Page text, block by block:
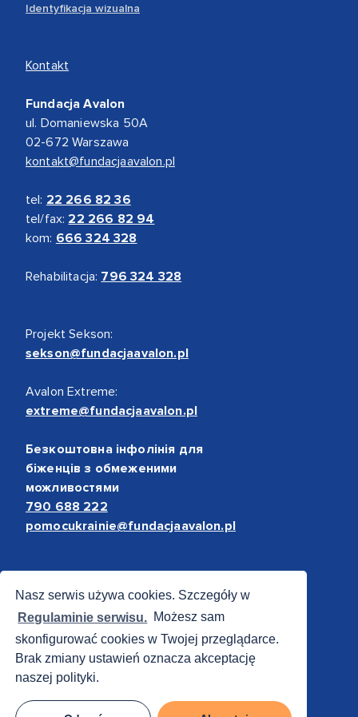
Nasz serwis używa cookies. Szczegóły w
Regulaminie serwisu. Możesz sam
skonfigurować cookies w Twojej przeglądarce.
Brak zmiany ustawień oznacza akceptację
naszej polityki.
Identyfikacja wizualna
Kontakt
Fundacja Avalon
ul. Domaniewska 50A
02-672 Warszawa
kontakt@fundacjaavalon.pl
tel: 22 266 82 36
tel/fax: 22 266 82 94
kom: 666 324 328
Rehabilitacja: 796 324 328
Projekt Sekson:
sekson@fundacjaavalon.pl
Avalon Extreme:
extreme@fundacjaavalon.pl
Безкоштовна інфолінія для
біженців з обмеженими
можливостями
790 688 222
pomocukrainie@fundacjaavalon.pl
Bezpieczne płatności